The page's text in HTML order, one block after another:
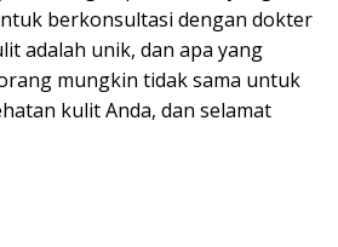
berkonsultasi dengan dokter
adalah unik, dan apa yang
mungkin tidak sama untuk
kulit Anda, dan selamat